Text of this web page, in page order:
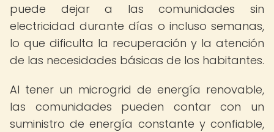
puede dejar a las comunidades sin
electricidad durante días o incluso semanas,
lo que dificulta la recuperación y la atención
de las necesidades básicas de los habitantes.
Al tener un microgrid de energía renovable,
las comunidades pueden contar con un
suministro de energía constante y confiable,